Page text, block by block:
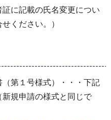
証に記載の氏名変更につい
ください。）
（第１号様式）・・・下記
規申請の様式と同じで